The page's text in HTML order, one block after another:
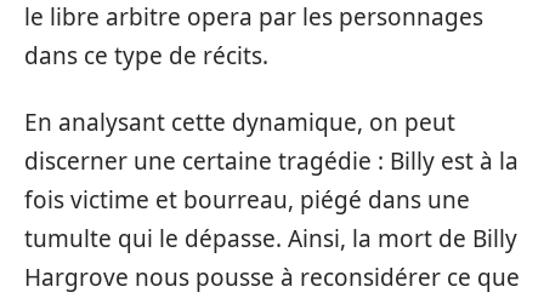
le libre arbitre opera par les personnages
dans ce type de récits.
En analysant cette dynamique, on peut
discerner une certaine tragédie : Billy est à la
fois victime et bourreau, piégé dans une
tumulte qui le dépasse. Ainsi, la mort de Billy
Hargrove nous pousse à reconsidérer ce que